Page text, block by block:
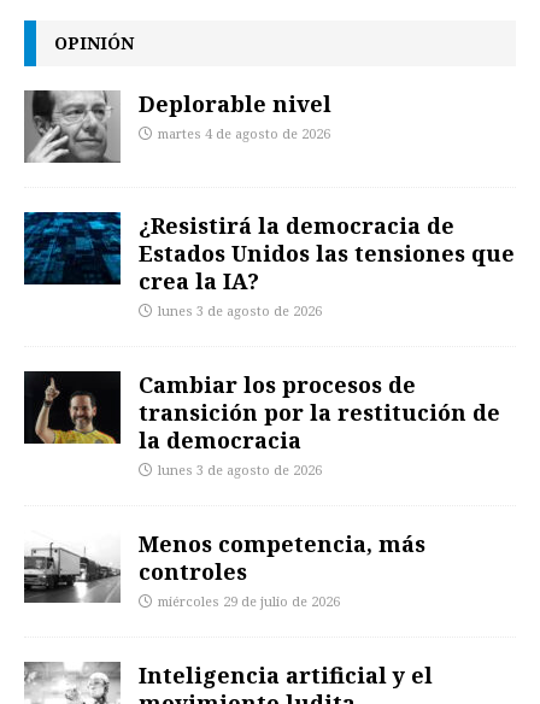
OPINIÓN
Deplorable nivel
martes 4 de agosto de 2026
¿Resistirá la democracia de
Estados Unidos las tensiones que
crea la IA?
lunes 3 de agosto de 2026
Cambiar los procesos de
transición por la restitución de
la democracia
lunes 3 de agosto de 2026
Menos competencia, más
controles
miércoles 29 de julio de 2026
Inteligencia artificial y el